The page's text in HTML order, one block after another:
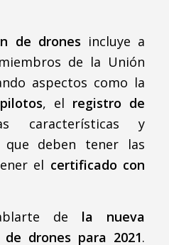
de drones incluye a
de la Unión
aspectos como la
, el registro de
y
que deben tener las
el certificado con
de la nueva
drones para 2021.